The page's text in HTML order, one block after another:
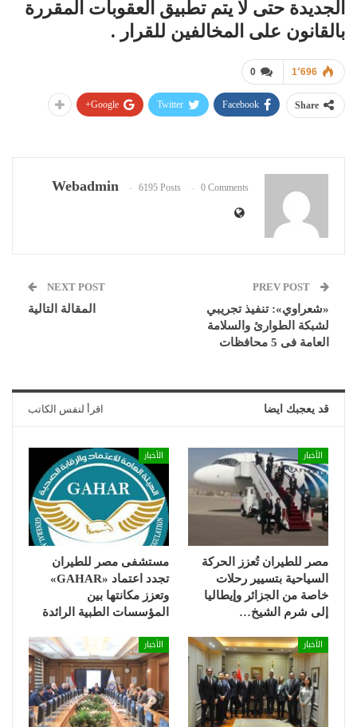
الجديدة حتى لا يتم تطبيق العقوبات المقررة
بالقانون على المخالفين للقرار .
0 1٬696
Share
Facebook
Twitter
Google+
Webadmin 6195 Posts 0 Comments
«شعراوي»: تنفيذ تجريبي
لشبكة الطوارئ والسلامة
العامة فى 5 محافظات
NEXT POST
المقالة التالية
قد يعجبك ايضا اقرأ لنفس الكاتب
الأخبار
مصر للطيران تُعزز الحركة
السياحية بتسيير رحلات
خاصة من الجزائر وإيطاليا
إلى شرم الشيخ…
الأخبار
مستشفى مصر للطيران
تجدد اعتماد «GAHAR»
وتعزز مكانتها بين
المؤسسات الطبية الرائدة
الأخبار الأخبار